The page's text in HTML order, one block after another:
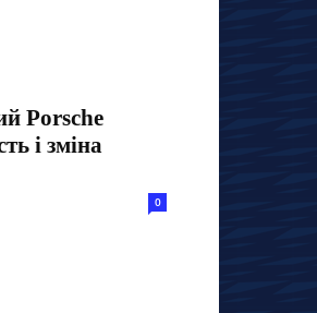
Porsche
і зміна
0